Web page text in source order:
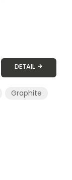
DETAIL
Graphite